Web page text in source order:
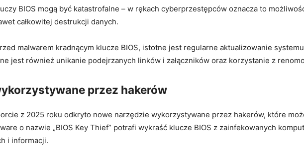
BIOS mogą być katastrofalne – w rękach cyberprzestępców oznacza to
całkowitej destrukcji danych.
malwarem kradnącym klucze BIOS, istotne jest regularne aktualizowanie
jest również unikanie podejrzanych linków i załączników ⁢oraz korzystanie z
przez hakerów
z 2025 roku odkryto⁢ nowe narzędzie wykorzystywane przez hakerów, które
o nazwie „BIOS Key Thief” potrafi wykraść klucze BIOS z zainfekowanych
i informacji.